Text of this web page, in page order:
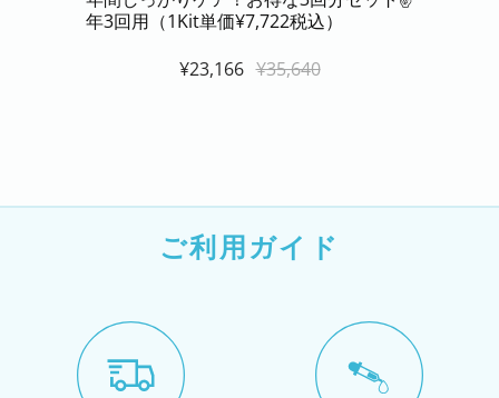
年3回用（1Kit単価¥7,722税込）
¥23,166 ¥35,640
ご利用ガイド